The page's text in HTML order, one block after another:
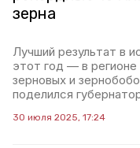
зерна
Лучший результат в
этот год — в регионе
зерновых и
поделился
30 июля 2025, 17:24